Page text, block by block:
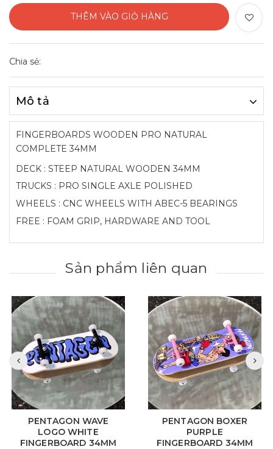
THÊM VÀO GIỎ HÀNG
Chia sẻ:
Mô tả
FINGERBOARDS WOODEN PRO NATURAL
COMPLETE 34MM
DECK : STEEP NATURAL WOODEN 34MM
TRUCKS : PRO SINGLE AXLE POLISHED
WHEELS : CNC WHEELS WITH ABEC-5 BEARINGS
FREE : FOAM GRIP, HARDWARE AND TOOL
Sản phẩm liên quan
PENTAGON WAVE
LOGO WHITE
FINGERBOARD 34MM
PENTAGON BOXER
PURPLE
FINGERBOARD 34MM